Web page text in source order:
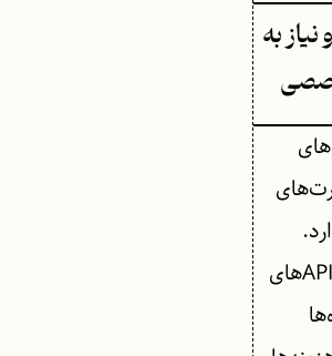
به
وظایفی مثل ایجاد APIهای